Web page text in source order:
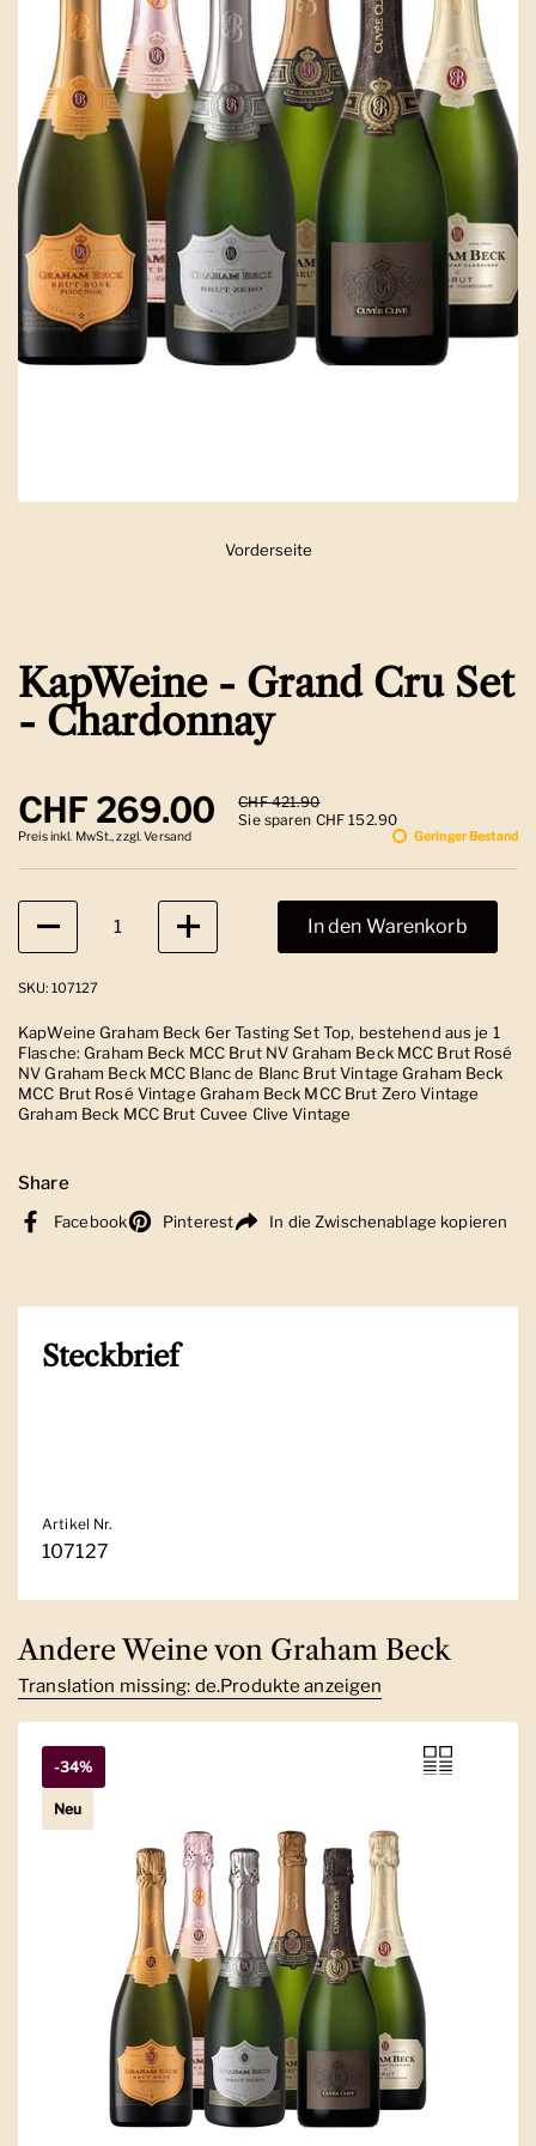
Zeige Folie 1
Vorderseite
KapWeine - Grand Cru Set
- Chardonnay
Regulärer Preis
CHF 269.00 Sale-Preis
CHF 421.90
Sie sparen CHF 152.90
Preis inkl. MwSt., zzgl. Versand Geringer Bestand
Anzahl
In den Warenkorb
SKU: 107127
KapWeine Graham Beck 6er Tasting Set Top, bestehend aus je 1
Flasche: Graham Beck MCC Brut NV Graham Beck MCC Brut Rosé
NV Graham Beck MCC Blanc de Blanc Brut Vintage Graham Beck
MCC Brut Rosé Vintage Graham Beck MCC Brut Zero Vintage
Graham Beck MCC Brut Cuvee Clive Vintage
Share
Facebook Pinterest In die Zwischenablage kopieren
Steckbrief
Artikel Nr.
107127
Andere Weine von Graham Beck
Translation missing: de.Produkte anzeigen
-34%
Neu